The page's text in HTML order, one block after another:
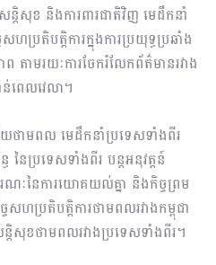
តិសុខ និងការពារជាតិវិញ មេដឹកនាំ
ប្រតិបត្តិការក្នុងការប្រយុទ្ធប្រឆាំង
ព តាមរយៈការចែករំលែកព័ត៌មានរវាង
ន់ពេល​វេលា។
ថាមពល មេដឹកនាំប្រទេសទាំងពីរ
ៃប្រទេសទាំងពីរ បន្តអនុវត្តន៍
ៈ​នៃការយោគយល់គ្នា និងកិច្ចព្រម
ហប្រតិ​បត្តិ​ការ​​ថាមពលរវាងកម្ពុជា
តិសុខថាមពលរវាង​ប្រទេស​ទាំងពីរ។